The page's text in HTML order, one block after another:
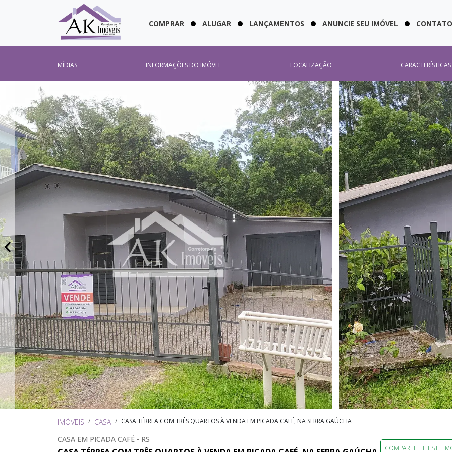
COMPRAR ALUGAR LANÇAMENTOS ANUNCIE SEU IMÓVEL
MÍDIAS INFORMAÇÕES DO IMÓVEL LOCALIZAÇÃO
IMÓVEIS CASA CASA TÉRREA COM TRÊS QUARTOS À VENDA EM PICADA CAFÉ, NA SERRA GAÚCHA
CASA EM PICADA CAFÉ - RS
COMPARTILHE ESTE